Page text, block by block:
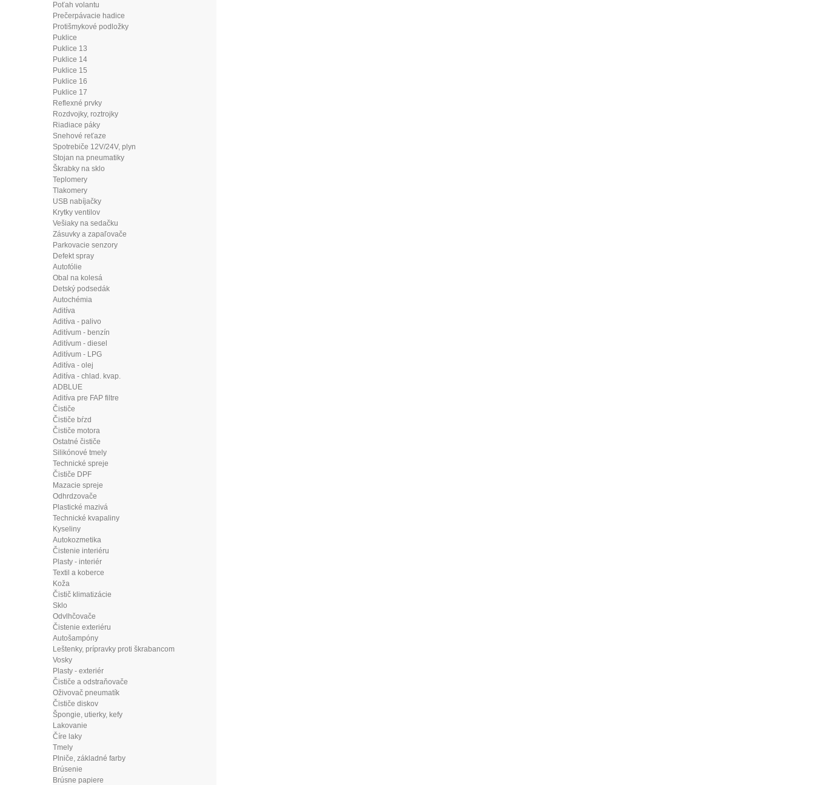
Poťah volantu
Prečerpávacie hadice
Protišmykové podložky
Puklice
Puklice 13
Puklice 14
Puklice 15
Puklice 16
Puklice 17
Reflexné prvky
Rozdvojky, roztrojky
Riadiace páky
Snehové reťaze
Spotrebiče 12V/24V, plyn
Stojan na pneumatiky
Škrabky na sklo
Teplomery
Tlakomery
USB nabíjačky
Krytky ventilov
Vešiaky na sedačku
Zásuvky a zapaľovače
Parkovacie senzory
Defekt spray
Autofólie
Obal na kolesá
Detský podsedák
Autochémia
Aditíva
Aditíva - palivo
Aditívum - benzín
Aditívum - diesel
Aditívum - LPG
Aditíva - olej
Aditíva - chlad. kvap.
ADBLUE
Aditíva pre FAP filtre
Čističe
Čističe bŕzd
Čističe motora
Ostatné čističe
Silikónové tmely
Technické spreje
Čističe DPF
Mazacie spreje
Odhrdzovače
Plastické mazivá
Technické kvapaliny
Kyseliny
Autokozmetika
Čistenie interiéru
Plasty - interiér
Textil a koberce
Koža
Čistič klimatizácie
Sklo
Odvlhčovače
Čistenie exteriéru
Autošampóny
Leštenky, prípravky proti škrabancom
Vosky
Plasty - exteriér
Čističe a odstraňovače
Oživovač pneumatík
Čističe diskov
Špongie, utierky, kefy
Lakovanie
Číre laky
Tmely
Plniče, základné farby
Brúsenie
Brúsne papiere